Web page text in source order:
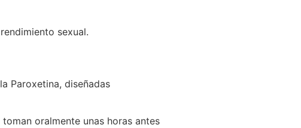
sexual.
Paroxetina, diseñadas
oralmente unas horas antes